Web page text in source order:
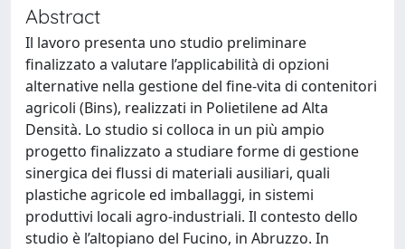
Abstract
Il lavoro presenta uno studio preliminare
finalizzato a valutare l’applicabilità di opzioni
alternative nella gestione del fine-vita di contenitori
agricoli (Bins), realizzati in Polietilene ad Alta
Densità. Lo studio si colloca in un più ampio
progetto finalizzato a studiare forme di gestione
sinergica dei flussi di materiali ausiliari, quali
plastiche agricole ed imballaggi, in sistemi
produttivi locali agro-industriali. Il contesto dello
studio è l’altopiano del Fucino, in Abruzzo. In